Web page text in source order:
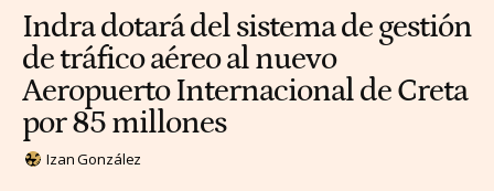
Indra dotará del sistema de gestión
de tráfico aéreo al nuevo
Aeropuerto Internacional de Creta
por 85 millones
Izan González